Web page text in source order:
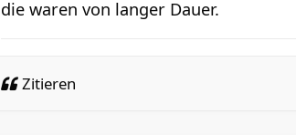
die waren von langer Dauer.
Zitieren